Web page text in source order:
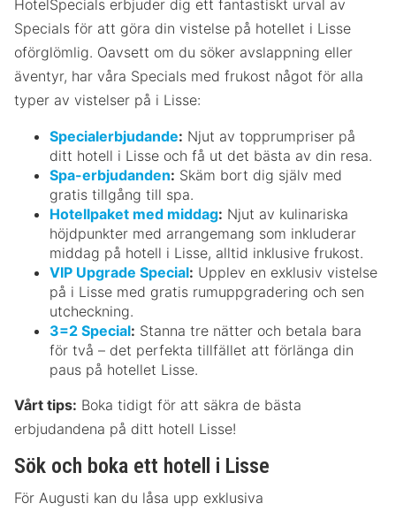
HotelSpecials erbjuder dig ett fantastiskt urval av
Specials för att göra din vistelse på hotellet i Lisse
oförglömlig. Oavsett om du söker avslappning eller
äventyr, har våra Specials med frukost något för alla
typer av vistelser på i Lisse:
Specialerbjudande: Njut av topprumpriser på
ditt hotell i Lisse och få ut det bästa av din resa.
Spa-erbjudanden: Skäm bort dig själv med
gratis tillgång till spa.
Hotellpaket med middag: Njut av kulinariska
höjdpunkter med arrangemang som inkluderar
middag på hotell i Lisse, alltid inklusive frukost.
VIP Upgrade Special: Upplev en exklusiv vistelse
på i Lisse med gratis rumuppgradering och sen
utcheckning.
3=2 Special: Stanna tre nätter och betala bara
för två – det perfekta tillfället att förlänga din
paus på hotellet Lisse.
Vårt tips: Boka tidigt för att säkra de bästa
erbjudandena på ditt hotell Lisse!
Sök och boka ett hotell i Lisse
För Augusti kan du låsa upp exklusiva